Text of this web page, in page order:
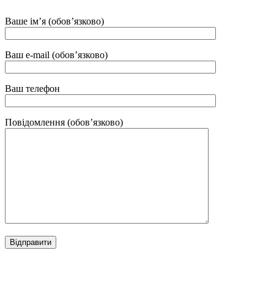
Ваше ім’я (обов’язково)
Ваш e-mail (обов’язково)
Ваш телефон
Повідомлення (обов’язково)